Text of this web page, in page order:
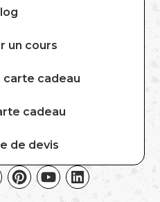
un cours
cadeau
cadeau
de devis